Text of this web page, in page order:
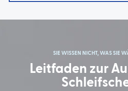
SIE WISSEN NICHT, WAS SIE
Leitfaden zur